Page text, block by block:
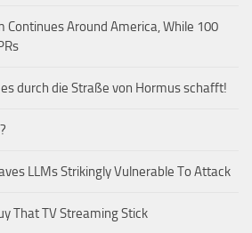
Continues Around America, While 100
durch die Straße von Hormus schafft!
LLMs Strikingly Vulnerable To Attack
That TV Streaming Stick